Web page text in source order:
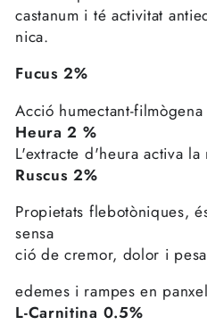
castanum i té activitat
nica.
Fucus 2%
Acció humectant-
Heura 2 %
L'extracte d'heura activa
Ruscus 2%
Propietats flebotòniques,
sensa
ció de cremor, dolor i
edemes i rampes en
L-Carnitina 0.5%